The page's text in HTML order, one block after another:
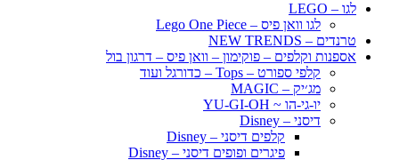
לגו – LEGO
לגו וואן פיס – Lego One Piece
טרנדים – NEW TRENDS
אספנות וקלפים – פוקימון – וואן פיס – דרגון בול
קלפי ספורט – Tops – כדורגל ועוד
מג׳יק – MAGIC
יו-גי-הו ~ YU-GI-OH
דיסני – Disney
קלפים דיסני – Disney
פיגרים ופופים דיסני – Disney